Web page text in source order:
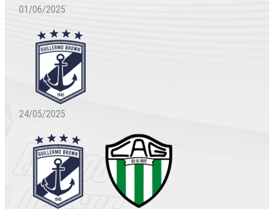
01/06/2025
24/05/2025